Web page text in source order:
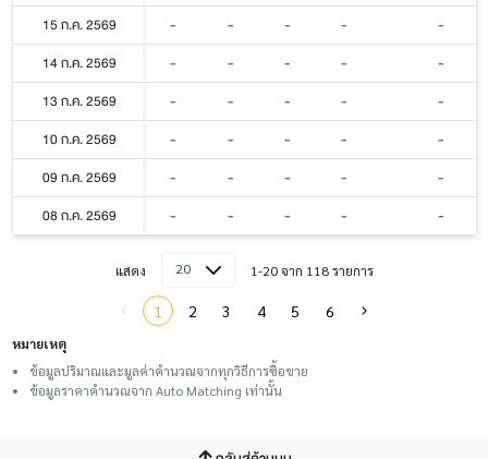
15 ก.ค. 2569
- - - -
-
14 ก.ค. 2569
- - - -
-
13 ก.ค. 2569
- - - -
-
10 ก.ค. 2569
- - - -
-
09 ก.ค. 2569
- - - -
-
08 ก.ค. 2569
- - - - -
แสดง 20 1-20 จาก 118 รายการ
1 2 3 4 5 6
หมายเหตุ
ข้อมูลปริมาณและมูลค่าคำนวณจากทุกวิธีการซื้อขาย
ข้อมูลราคาคำนวณจาก Auto Matching เท่านั้น